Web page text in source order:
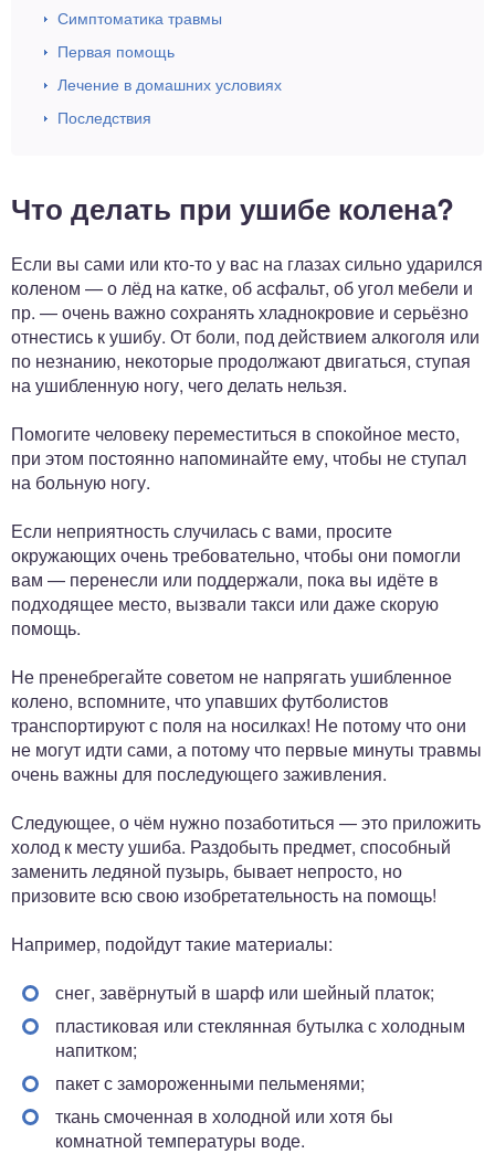
Симптоматика травмы
Первая помощь
Лечение в домашних условиях
Последствия
Что делать при ушибе колена?
Если вы сами или кто-то у вас на глазах сильно ударился
коленом — о лёд на катке, об асфальт, об угол мебели и
пр. — очень важно сохранять хладнокровие и серьёзно
отнестись к ушибу. От боли, под действием алкоголя или
по незнанию, некоторые продолжают двигаться, ступая
на ушибленную ногу, чего делать нельзя.
Помогите человеку переместиться в спокойное место,
при этом постоянно напоминайте ему, чтобы не ступал
на больную ногу.
Если неприятность случилась с вами, просите
окружающих очень требовательно, чтобы они помогли
вам — перенесли или поддержали, пока вы идёте в
подходящее место, вызвали такси или даже скорую
помощь.
Не пренебрегайте советом не напрягать ушибленное
колено, вспомните, что упавших футболистов
транспортируют с поля на носилках! Не потому что они
не могут идти сами, а потому что первые минуты травмы
очень важны для последующего заживления.
Следующее, о чём нужно позаботиться — это приложить
холод к месту ушиба. Раздобыть предмет, способный
заменить ледяной пузырь, бывает непросто, но
призовите всю свою изобретательность на помощь!
Например, подойдут такие материалы:
снег, завёрнутый в шарф или шейный платок;
пластиковая или стеклянная бутылка с холодным
напитком;
пакет с замороженными пельменями;
ткань смоченная в холодной или хотя бы
комнатной температуры воде.